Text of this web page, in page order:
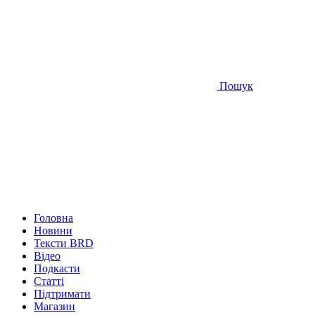
Пошук
Головна
Новини
Тексти BRD
Відео
Подкасти
Статті
Підтримати
Магазин